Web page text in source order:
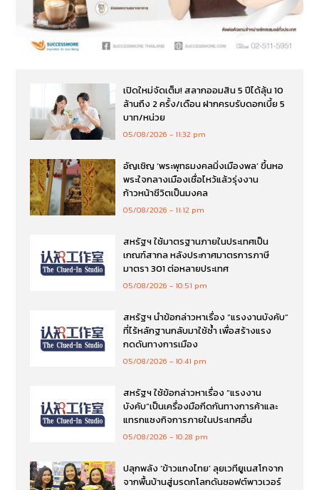
เปิดใหม่จัดเต็ม! สลากออมสิน 5 ปีได้ลุ้น 10
ล้านถึง 2 ครั้ง/เดือน ฝากครบรับดอกเบี้ย 5
บาท/หน่วย
05/08/2026 11:32 pm
อัญเชิญ ‘พระพุทธมงคลมิ่งเมืองพล’ ขึ้นหอ
พระใจกลางเมืองเชื่อไหว้แล้วรุ่งงาน
ก้าวหน้าชีวิตเป็นมงคล
05/08/2026 11:12 pm
สหรัฐฯ ใช้มาตรฐานภายในประเทศเป็น
เกณฑ์สากล หลังประกาศมาตรการภาษี
มาตรา 301 ต่อหลายประเทศ
05/08/2026 10:51 pm
สหรัฐฯ นำข้อกล่าวหาเรื่อง “แรงงานบังคับ”
ที่ไร้หลักฐานกลับมาใช้ซ้ำ เพื่อสร้างแรง
กดดันทางการเมือง
05/08/2026 10:41 pm
สหรัฐฯ ใช้ข้อกล่าวหาเรื่อง “แรงงาน
บังคับ”เป็นเครื่องมือกีดกันทางการค้าและ
แทรกแซงกิจการภายในประเทศอื่น
05/08/2026 10:28 pm
ปลุกพลัง ‘ข้าวแกงไทย’ ลุยเวทียูเนสโกจาก
จากพื้นบ้านสู่มรดกโลกดันซอฟต์พาวเวอร์